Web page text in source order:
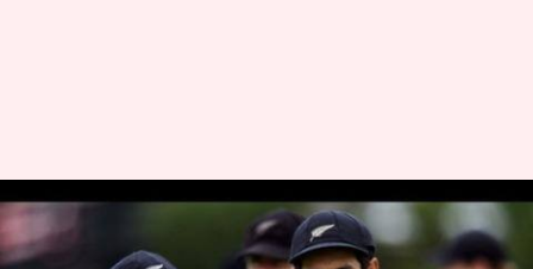
न्यूजीलैंड के इस 34 वर्षीय बल्लेबाज
ने कहा क्रिकेट को अलविदा